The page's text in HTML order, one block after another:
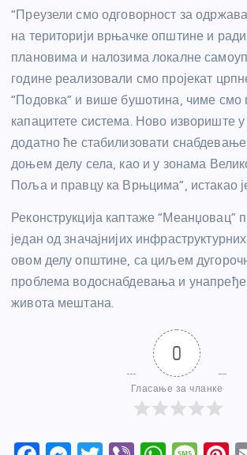
“Преузели смо одговорност за
на територији врњачке општине и
плановима и налозима локалне
године реализовали смо пројекат
“Подовка” и више бушотина, чиме смо
капацитете система. Ново извориште
додатно ће стабилизовати
доњем делу села, као и у зонама
Поља и правцу ка Врњцима”, истакао
Реконструкција каптаже “Меанџовац”
један од значајнијих
овом делу општине, са циљем
проблема водоснабдевања и
живота мештана.
0
Гласање за чланке